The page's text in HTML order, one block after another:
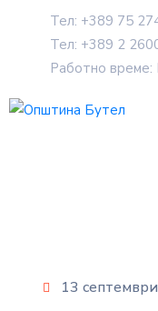
Тел: +389 75
Тел: +389 2
Работно
13